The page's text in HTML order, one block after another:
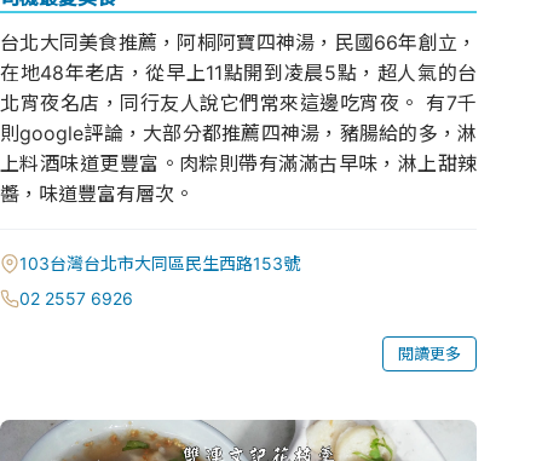
台北大同美食推薦，阿桐阿寶四神湯，民國66年創立，
在地48年老店，從早上11點開到凌晨5點，超人氣的台
北宵夜名店，同行友人說它們常來這邊吃宵夜。 有7千
則google評論，大部分都推薦四神湯，豬腸給的多，淋
上料酒味道更豐富。肉粽則帶有滿滿古早味，淋上甜辣
醬，味道豐富有層次。
103台灣台北市大同區民生西路153號
02 2557 6926
閱讀更多